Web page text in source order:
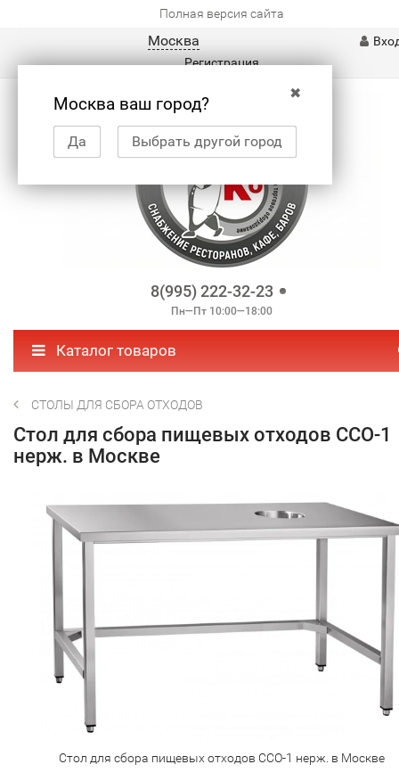
Полная версия сайта
Москва
✖
Москва ваш город?
Да Выбрать другой город
Регистрация
8(995) 222-32-23
Пн—Пт 10:00—18:00
Каталог товаров
СТОЛЫ ДЛЯ СБОРА ОТХОДОВ
Стол для сбора пищевых отходов ССО-1
нерж. в Москве
Стол для сбора пищевых отходов ССО-1 нерж. в Москве